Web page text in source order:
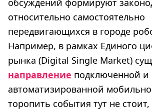
обсуждений формируют
относительно самостоятельно
передвигающихся в городе
Например, в рамках Единого
рынка (Digital Single Market)
направление подключенной и
автоматизированной
торопить события тут не стоит,